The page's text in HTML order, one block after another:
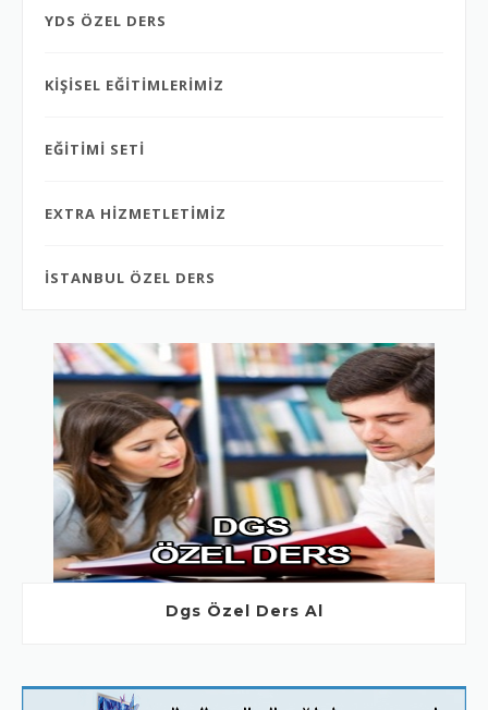
YDS ÖZEL DERS
KİŞİSEL EĞİTİMLERİMİZ
EĞİTİMİ SETİ
EXTRA HİZMETLETİMİZ
İSTANBUL ÖZEL DERS
Dgs Özel Ders Al